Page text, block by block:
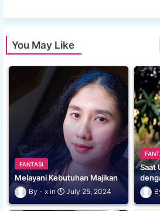
You May Like
FANTASI
Melayani Kebutuhan Majikan
x July 25, 2024
Saat